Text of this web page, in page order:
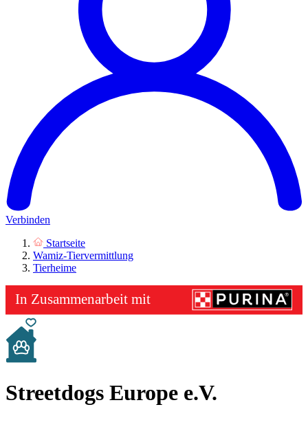
Verbinden
Startseite
Wamiz-Tiervermittlung
Tierheime
Streetdogs Europe e.V.